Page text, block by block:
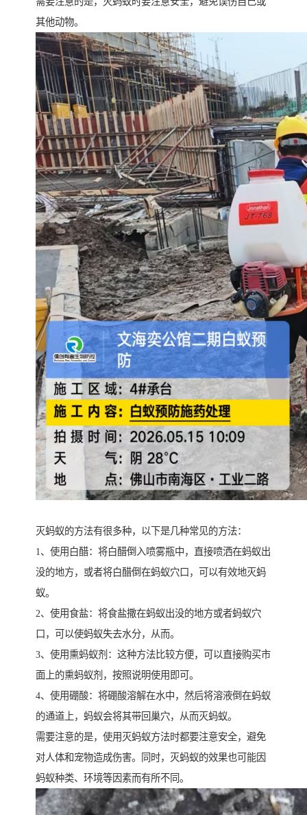
其他动物。
灭蚂蚁的方法有很多种，以下是几种常见的方法：
1、使用白醋：将白醋倒入喷雾瓶中，直接喷洒在蚂蚁出
没的地方，或者将白醋倒在蚂蚁穴口，可以有效地灭蚂
蚁。
2、使用食盐：将食盐撒在蚂蚁出没的地方或者蚂蚁穴
口，可以使蚂蚁失去水分，从而。
3、使用熏蚂蚁剂：这种方法比较方便，可以直接购买市
面上的熏蚂蚁剂，按照说明使用即可。
4、使用硼酸：将硼酸溶解在水中，然后将溶液倒在蚂蚁
的通道上，蚂蚁会将其带回巢穴，从而灭蚂蚁。
需要注意的是，使用灭蚂蚁方法时都要注意安全，避免
对人体和宠物造成伤害。同时，灭蚂蚁的效果也可能因
蚂蚁种类、环境等因素而有所不同。